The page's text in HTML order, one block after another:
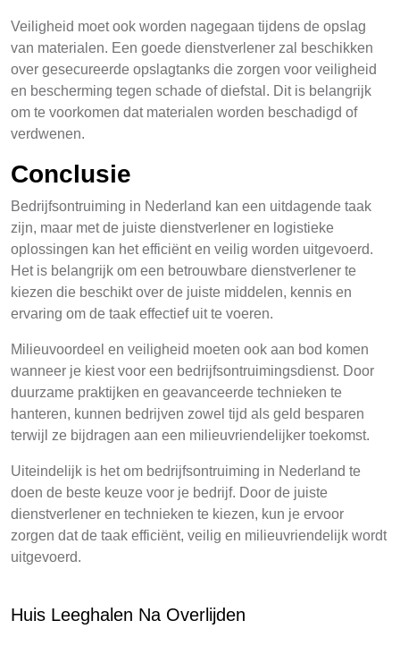
Veiligheid moet ook worden nagegaan tijdens de opslag
van materialen. Een goede dienstverlener zal beschikken
over gesecureerde opslagtanks die zorgen voor veiligheid
en bescherming tegen schade of diefstal. Dit is belangrijk
om te voorkomen dat materialen worden beschadigd of
verdwenen.
Conclusie
Bedrijfsontruiming in Nederland kan een uitdagende taak
zijn, maar met de juiste dienstverlener en logistieke
oplossingen kan het efficiënt en veilig worden uitgevoerd.
Het is belangrijk om een betrouwbare dienstverlener te
kiezen die beschikt over de juiste middelen, kennis en
ervaring om de taak effectief uit te voeren.
Milieuvoordeel en veiligheid moeten ook aan bod komen
wanneer je kiest voor een bedrijfsontruimingsdienst. Door
duurzame praktijken en geavanceerde technieken te
hanteren, kunnen bedrijven zowel tijd als geld besparen
terwijl ze bijdragen aan een milieuvriendelijker toekomst.
Uiteindelijk is het om bedrijfsontruiming in Nederland te
doen de beste keuze voor je bedrijf. Door de juiste
dienstverlener en technieken te kiezen, kun je ervoor
zorgen dat de taak efficiënt, veilig en milieuvriendelijk wordt
uitgevoerd.
Huis Leeghalen Na Overlijden